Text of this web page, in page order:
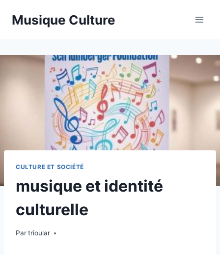
Musique Culture
CULTURE ET SOCIÉTÉ
musique et identité
culturelle
Partrioular